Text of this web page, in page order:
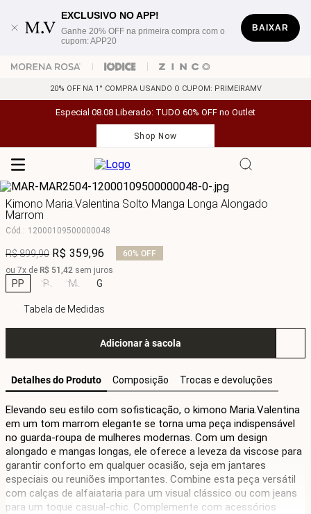
EXCLUSIVO NO APP!
Ganhe 20% OFF na primeira compra com o
cupom: APP20
BAIXAR
20% OFF NA 1° COMPRA USANDO O CUPOM: PRIMEIRAMV
Especial 08.08 Liberado: TUDO 60% OFF no Outlet
Shop Now
Kimono Maria.Valentina Solto Manga Longa Alongado
Marrom
Cód.: 12000109500000048
R$899,90 R$ 359,96 60% OFF
ou 7x de R$ 51 ,42 sem juros
PP P M G
Tabela de Medidas
Adicionar à sacola
Detalhes do Produto Composição Trocas e devoluções
Elevando seu estilo com sofisticação, o kimono Maria.Valentina
em um tom marrom elegante se torna uma peça indispensável
no guarda-roupa de mulheres modernas. Com um design
alongado e mangas longas, ele oferece a leveza da viscose para
garantir conforto em qualquer ocasião, seja em jantares
especiais ou reuniões importantes. Combine esta peça versátil
com calças de alfaiataria para um visual clássico ou com jeans
para um toque casual-chic. Complemente com acessórios